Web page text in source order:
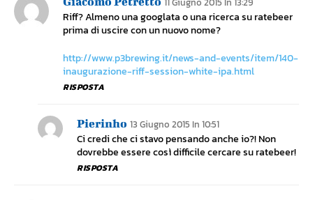
Riff? Almeno una googlata o una ricerca su ratebeer
prima di uscire con un nuovo nome?
http://www.p3brewing.it/news-and-events/item/140-
inaugurazione-riff-session-white-ipa.html
RISPOSTA
Pierinho 13 Giugno 2015 In 10:51
Ci credi che ci stavo pensando anche io?! Non
dovrebbe essere così difficile cercare su ratebeer!
RISPOSTA